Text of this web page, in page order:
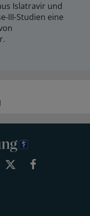
Islatravir und
III-Studien eine